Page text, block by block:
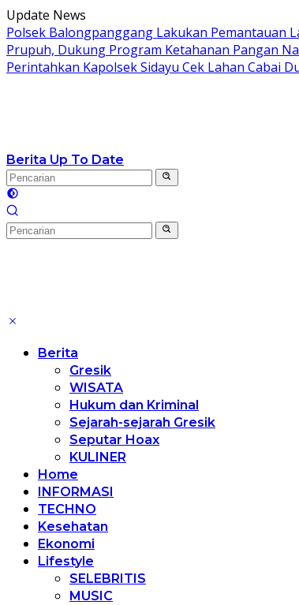
Langsung
ke
konten
Update News
Polsek Balongpanggang Lakukan Pemantauan
Prupuh, Dukung Program Ketahanan Pangan
Perintahkan Kapolsek Sidayu Cek Lahan Cabai
Berita Up To Date
Berita
Gresik
WISATA
Hukum dan Kriminal
Sejarah-sejarah Gresik
Seputar Hoax
KULINER
Home
INFORMASI
TECHNO
Kesehatan
Ekonomi
Lifestyle
SELEBRITIS
MUSIC